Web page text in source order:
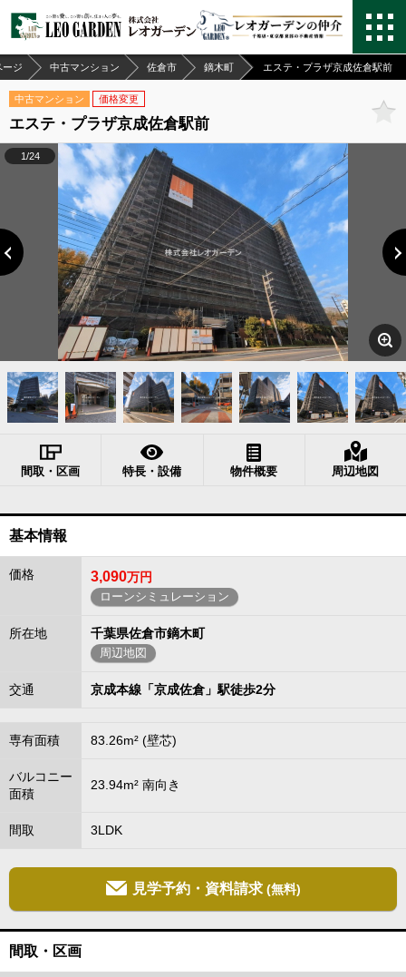
ージ 中古マンション 佐倉市 鏑木町 エステ・プラザ京成佐倉駅前
中古マンション 価格変更
エステ・プラザ京成佐倉駅前
1/24
間取・区画 特長・設備 物件概要 周辺地図
基本情報
価格 3,090万円
ローンシミュレーション
所在地 千葉県佐倉市鏑木町
周辺地図
交通 京成本線「京成佐倉」駅徒歩2分
専有面積 83.26m² (壁芯)
バルコニー
面積
23.94m² 南向き
間取 3LDK
見学予約・資料請求 (無料)
間取・区画